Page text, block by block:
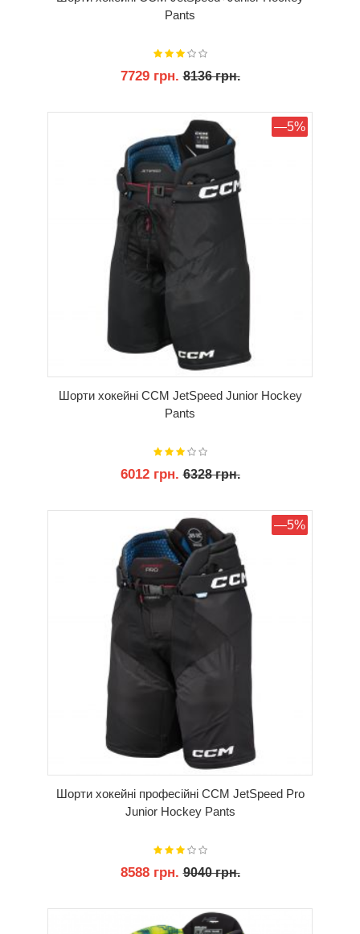
Pants
7729 грн.8136 грн.
КУПИТИ —5%
Шорти хокейні CCM JetSpeed Junior Hockey
Pants
6012 грн.6328 грн.
КУПИТИ —5%
Шорти хокейні професійні CCM JetSpeed Pro
Junior Hockey Pants
8588 грн.9040 грн.
КУПИТИ